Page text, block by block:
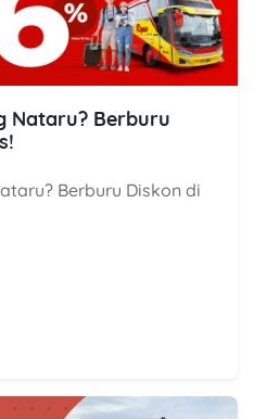
Nataru? Berburu
Berburu Diskon di